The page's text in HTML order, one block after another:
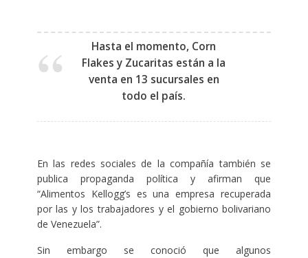
Hasta el momento, Corn
Flakes y Zucaritas están a la
venta en 13 sucursales en
todo el país.
En las redes sociales de la compañía también se
publica propaganda política y afirman que
“Alimentos Kellogg’s es una empresa recuperada
por las y los trabajadores y el gobierno bolivariano
de Venezuela”.
Sin embargo se conoció que algunos